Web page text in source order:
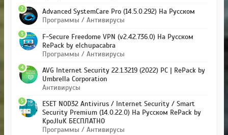
Advanced SystemCare Pro (14.5.0.292) На Русском
Программы / Антивирусы
2
F-Secure Freedome VPN (v2.42.736.0) На Русском
RePack by elchupacabra
Программы / Антивирусы
3
AVG Internet Security 22.1.3219 (2022) PC | RePack by
Umbrella Corporation
Антивирусы
4
ESET NOD32 Antivirus / Internet Security / Smart
Security Premium (14.0.22.0) На Русском RePack by
KpoJIuK БЕСПЛАТНО
Программы / Антивирусы
5